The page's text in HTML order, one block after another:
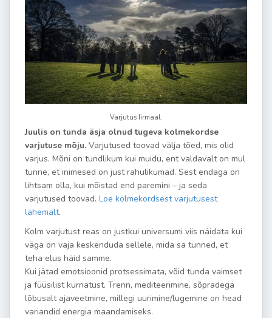
Varjutus Iirmaal.
Juulis on tunda äsja olnud tugeva kolmekordse
varjutuse mõju. Varjutused toovad välja tõed, mis olid
varjus. Mõni on tundlikum kui muidu, ent valdavalt on mul
tunne, et inimesed on just rahulikumad. Sest endaga on
lihtsam olla, kui mõistad end paremini – ja seda
varjutused toovad. Loe kolmekordsest varjutusest
lähemalt.
Kolm varjutust reas on justkui universumi viis näidata kui
väga on vaja keskenduda sellele, mida sa tunned, et
teha elus häid samme.
Kui jätad emotsioonid protsessimata, võid tunda vaimset
ja füüsilist kurnatust. Trenn, mediteerimine, sõpradega
lõbusalt ajaveetmine, millegi uurimine/lugemine on head
variandid energia maandamiseks.